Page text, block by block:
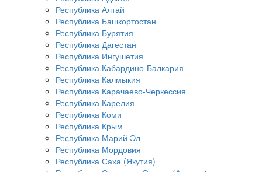
Республика Алтай
Республика Башкортостан
Республика Бурятия
Республика Дагестан
Республика Ингушетия
Республика Кабардино-Балкария
Республика Калмыкия
Республика Карачаево-Черкессия
Республика Карелия
Республика Коми
Республика Крым
Республика Марий Эл
Республика Мордовия
Республика Саха (Якутия)